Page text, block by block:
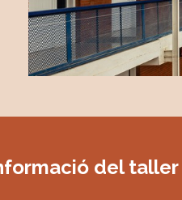
del taller